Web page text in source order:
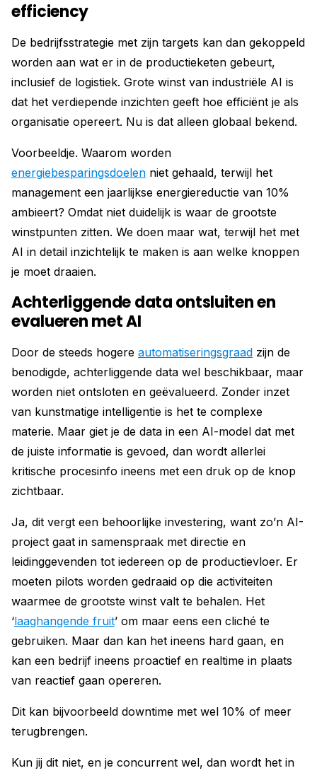
efficiency
De bedrijfsstrategie met zijn targets kan dan gekoppeld
worden aan wat er in de productieketen gebeurt,
inclusief de logistiek. Grote winst van industriële AI is
dat het verdiepende inzichten geeft hoe efficiënt je als
organisatie opereert. Nu is dat alleen globaal bekend.
Voorbeeldje. Waarom worden
energiebesparingsdoelen niet gehaald, terwijl het
management een jaarlijkse energiereductie van 10%
ambieert? Omdat niet duidelijk is waar de grootste
winstpunten zitten. We doen maar wat, terwijl het met
AI in detail inzichtelijk te maken is aan welke knoppen
je moet draaien.
Achterliggende data ontsluiten en
evalueren met AI
Door de steeds hogere automatiseringsgraad zijn de
benodigde, achterliggende data wel beschikbaar, maar
worden niet ontsloten en geëvalueerd. Zonder inzet
van kunstmatige intelligentie is het te complexe
materie. Maar giet je de data in een AI-model dat met
de juiste informatie is gevoed, dan wordt allerlei
kritische procesinfo ineens met een druk op de knop
zichtbaar.
Ja, dit vergt een behoorlijke investering, want zo’n AI-
project gaat in samenspraak met directie en
leidinggevenden tot iedereen op de productievloer. Er
moeten pilots worden gedraaid op die activiteiten
waarmee de grootste winst valt te behalen. Het
‘laaghangende fruit’ om maar eens een cliché te
gebruiken. Maar dan kan het ineens hard gaan, en
kan een bedrijf ineens proactief en realtime in plaats
van reactief gaan opereren.
Dit kan bijvoorbeeld downtime met wel 10% of meer
terugbrengen.
Kun jij dit niet, en je concurrent wel, dan wordt het in